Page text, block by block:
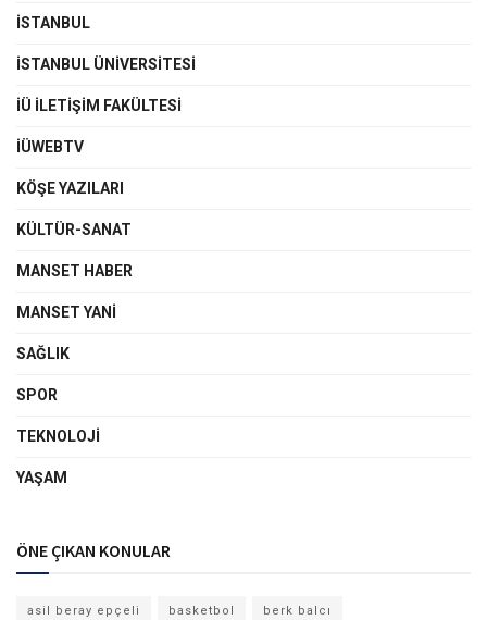
İSTANBUL
İSTANBUL ÜNIVERSITESI
İÜ İLETIŞIM FAKÜLTESI
İÜWEBTV
KÖŞE YAZILARI
KÜLTÜR-SANAT
MANSET HABER
MANSET YANI
SAĞLIK
SPOR
TEKNOLOJI
YAŞAM
ÖNE ÇIKAN KONULAR
asil beray epçeli basketbol berk balcı